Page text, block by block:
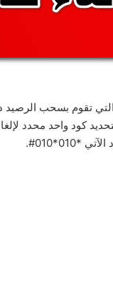
تقوم بسحب الرصيد
كود واحد محدد